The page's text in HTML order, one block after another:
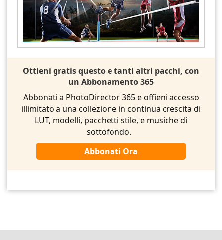
Ottieni gratis questo e tanti altri pacchi, con
un Abbonamento 365
Abbonati a PhotoDirector 365 e offieni accesso
illimitato a una collezione in continua crescita di
LUT, modelli, pacchetti stile, e musiche di
sottofondo.
Abbonati Ora